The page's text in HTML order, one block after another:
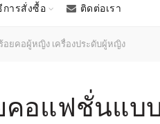
การสั่งซื้อ ติดต่อเรา
ยคอผู้หญิง เครื่องประดับผู้หญิง
คอแฟชั่นแบ